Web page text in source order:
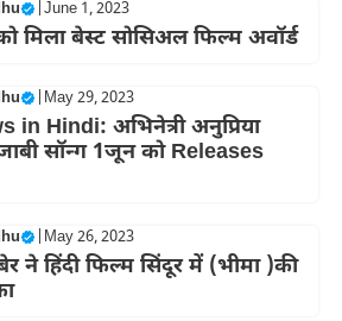
June 1, 2023
मिला बेस्ट सोसिअल फिल्म अवॉर्ड
May 29, 2023
Hindi: अभिनेत्री अनुप्रिया
सॉन्ग 1जून को Releases
May 26, 2023
हिंदी फिल्म सिंदूर में (भीमा )की